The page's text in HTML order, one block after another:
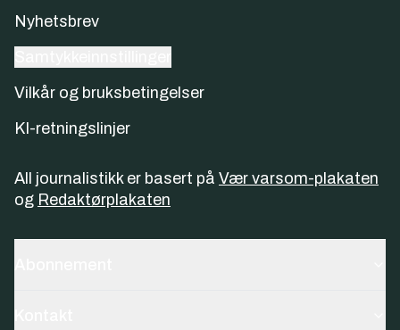
Nyhetsbrev
Vilkår og bruksbetingelser
KI-retningslinjer
All journalistikk er basert på Vær varsom-plakaten
og Redaktørplakaten